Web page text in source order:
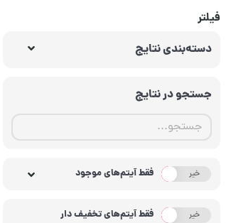
فیلتر
دسته‌بندی نتایج
جستجو در نتایج
بله خیر فقط آیتم‌های موجود
بله خیر فقط آیتم‌های تخفیف دار